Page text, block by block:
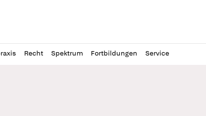
Recht Spektrum Fortbildungen Service